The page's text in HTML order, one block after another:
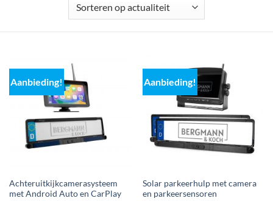
Aanbieding!
Achteruitkijkcamerasysteem
met Android Auto en CarPlay
Aanbieding!
Solar parkeerhulp met camera
en parkeersensoren